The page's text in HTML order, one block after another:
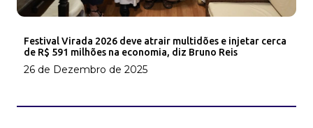
Festival Virada 2026 deve atrair multidões e injetar cerca
de R$ 591 milhões na economia, diz Bruno Reis
26 de Dezembro de 2025